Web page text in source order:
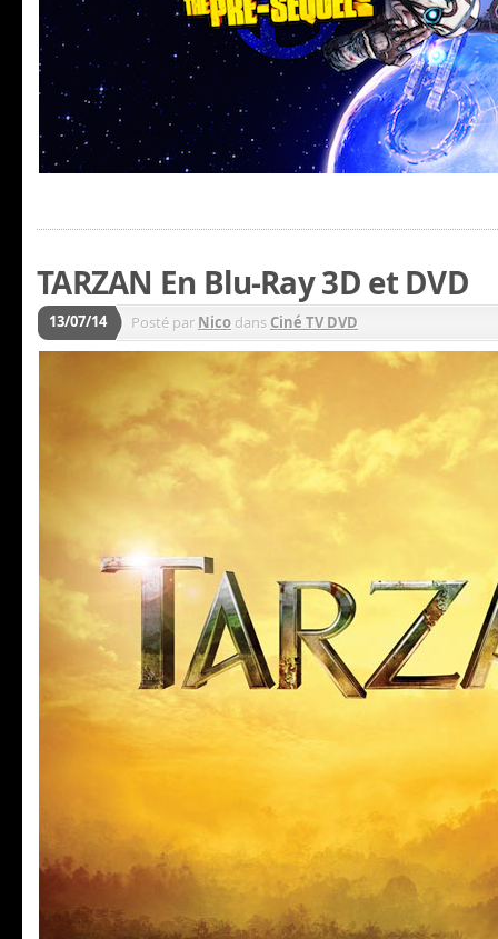
TARZAN En Blu-Ray 3D et DVD
13/07/14 Posté par Nico dans Ciné TV DVD